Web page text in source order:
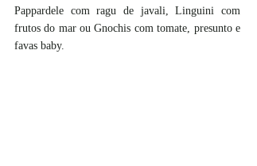
Pappardele com ragu de javali, Linguini com
frutos do mar ou Gnochis com tomate, presunto e
favas baby.